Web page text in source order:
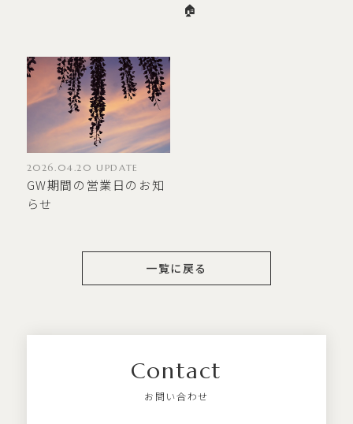
🏠
2026.04.20 UPDATE
GW期間の営業日のお知
らせ
一覧に戻る
Contact
お問い合わせ